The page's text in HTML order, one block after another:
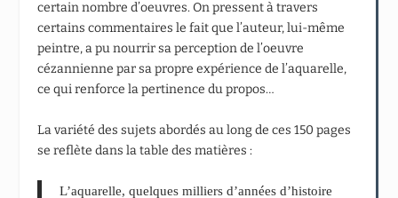
certain nombre d’oeuvres. On pressent à travers
certains commentaires le fait que l’auteur, lui-même
peintre, a pu nourrir sa perception de l’oeuvre
cézannienne par sa propre expérience de l’aquarelle,
ce qui renforce la pertinence du propos…
La variété des sujets abordés au long de ces 150 pages
se reflète dans la table des matières :
L’aquarelle, quelques milliers d’années d’histoire